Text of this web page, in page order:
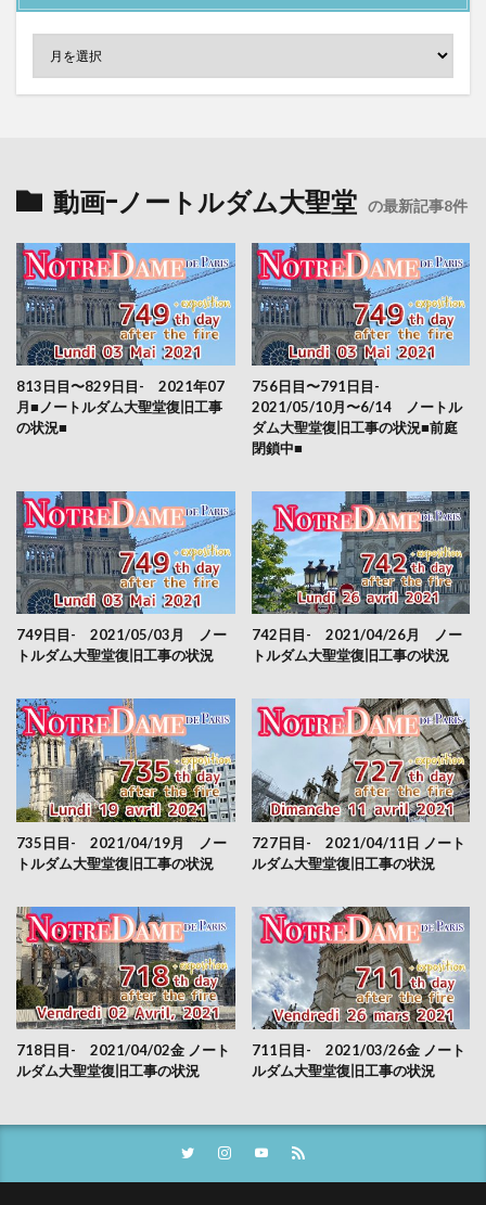
動画-ノートルダム大聖堂 の最新記事8件
813日目〜829日目- 2021年07
月■ノートルダム大聖堂復旧工事
の状況■
756日目〜791日目-
2021/05/10月〜6/14 ノートル
ダム大聖堂復旧工事の状況■前庭
閉鎖中■
749日目- 2021/05/03月 ノー
トルダム大聖堂復旧工事の状況
742日目- 2021/04/26月 ノー
トルダム大聖堂復旧工事の状況
735日目- 2021/04/19月 ノー
トルダム大聖堂復旧工事の状況
727日目- 2021/04/11日 ノート
ルダム大聖堂復旧工事の状況
718日目- 2021/04/02金 ノート
ルダム大聖堂復旧工事の状況
711日目- 2021/03/26金 ノート
ルダム大聖堂復旧工事の状況